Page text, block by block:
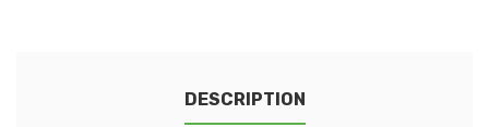
DESCRIPTION